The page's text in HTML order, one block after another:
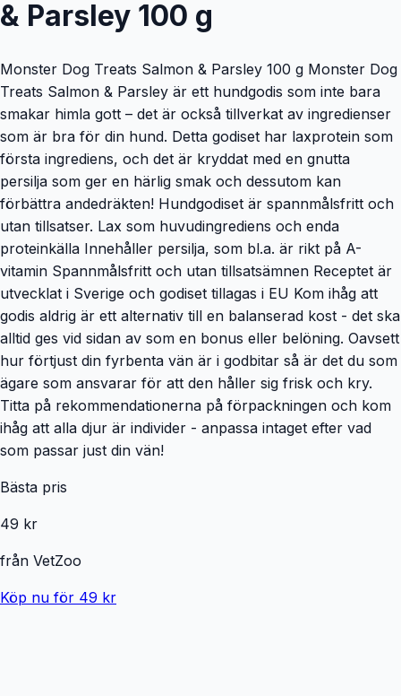
& Parsley 100 g
Monster Dog Treats Salmon & Parsley 100 g Monster Dog
Treats Salmon & Parsley är ett hundgodis som inte bara
smakar himla gott – det är också tillverkat av ingredienser
som är bra för din hund. Detta godiset har laxprotein som
första ingrediens, och det är kryddat med en gnutta
persilja som ger en härlig smak och dessutom kan
förbättra andedräkten! Hundgodiset är spannmålsfritt och
utan tillsatser. Lax som huvudingrediens och enda
proteinkälla Innehåller persilja, som bl.a. är rikt på A-
vitamin Spannmålsfritt och utan tillsatsämnen Receptet är
utvecklat i Sverige och godiset tillagas i EU Kom ihåg att
godis aldrig är ett alternativ till en balanserad kost - det ska
alltid ges vid sidan av som en bonus eller belöning. Oavsett
hur förtjust din fyrbenta vän är i godbitar så är det du som
ägare som ansvarar för att den håller sig frisk och kry.
Titta på rekommendationerna på förpackningen och kom
ihåg att alla djur är individer - anpassa intaget efter vad
som passar just din vän!
Bästa pris
49 kr
från VetZoo
Köp nu för 49 kr